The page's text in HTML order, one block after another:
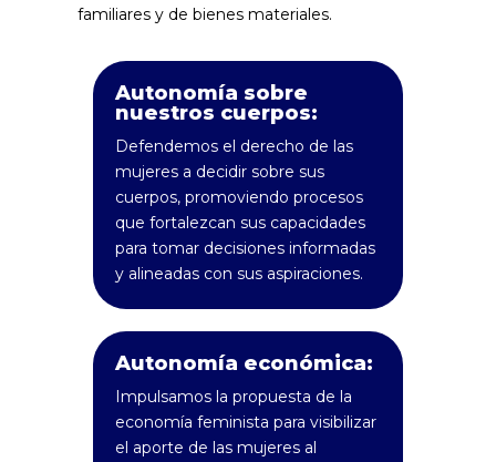
familiares y de bienes materiales.
Autonomía sobre
nuestros cuerpos:
Defendemos el derecho de las
mujeres a decidir sobre sus
cuerpos, promoviendo procesos
que fortalezcan sus capacidades
para tomar decisiones informadas
y alineadas con sus aspiraciones.
Autonomía económica:
Impulsamos la propuesta de la
economía feminista para visibilizar
el aporte de las mujeres al